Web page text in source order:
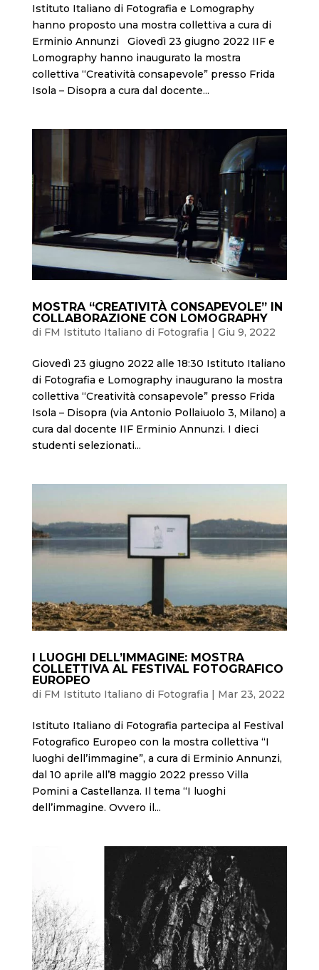
Istituto Italiano di Fotografia e Lomography
hanno proposto una mostra collettiva a cura di
Erminio Annunzi Giovedì 23 giugno 2022 IIF e
Lomography hanno inaugurato la mostra
collettiva “Creatività consapevole” presso Frida
Isola – Disopra a cura dal docente...
MOSTRA “CREATIVITÀ CONSAPEVOLE” IN
COLLABORAZIONE CON LOMOGRAPHY
di FM Istituto Italiano di Fotografia | Giu 9, 2022
Giovedì 23 giugno 2022 alle 18:30 Istituto Italiano
di Fotografia e Lomography inaugurano la mostra
collettiva “Creatività consapevole” presso Frida
Isola – Disopra (via Antonio Pollaiuolo 3, Milano) a
cura dal docente IIF Erminio Annunzi. I dieci
studenti selezionati...
I LUOGHI DELL’IMMAGINE: MOSTRA
COLLETTIVA AL FESTIVAL FOTOGRAFICO
EUROPEO
di FM Istituto Italiano di Fotografia Mar 23, 2022
Istituto Italiano di Fotografia partecipa al Festival
Fotografico Europeo con la mostra collettiva “I
luoghi dell’immagine”, a cura di Erminio Annunzi,
dal 10 aprile all’8 maggio 2022 presso Villa
Pomini a Castellanza. Il tema “I luoghi
dell’immagine. Ovvero il...